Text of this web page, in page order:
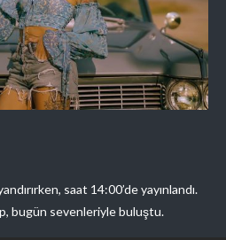
saat 14:00’de yayınlandı.
bugün sevenleriyle buluştu.